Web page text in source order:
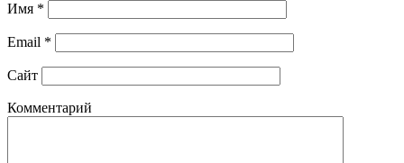
Имя *
Email *
Сайт
Комментарий